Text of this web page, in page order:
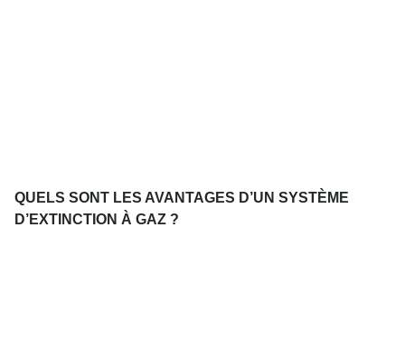
QUELS SONT LES AVANTAGES D’UN SYSTÈME
D’EXTINCTION À GAZ ?